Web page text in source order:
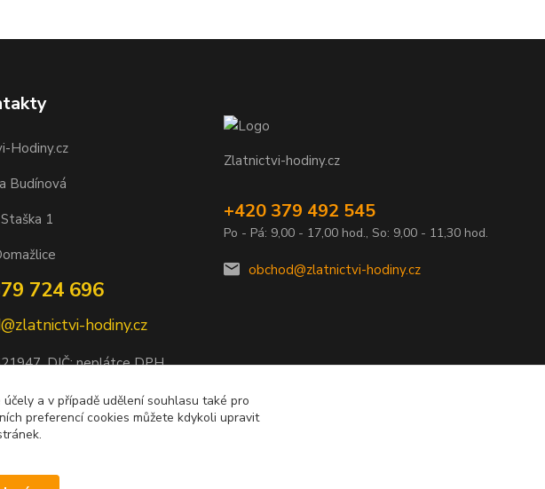
Hodiny.cz
Budínová
1
724 696
hodiny.cz
, DIČ: neplátce DPH
spojení: 2500452838/2010
Zlatnictvi-hodiny.cz
+420 379 492 545
Po - Pá: 9,00 - 17,00 hod., So: 9,00 - 11,30 hod.
obchod@zlatnictvi-hodiny.cz
a v případě udělení souhlasu také pro
preferencí cookies můžete kdykoli upravit